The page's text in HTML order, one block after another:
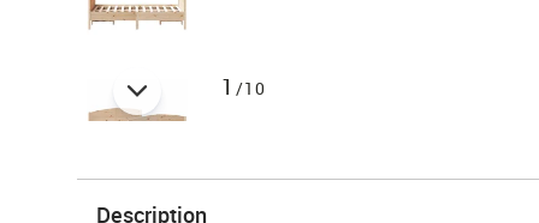
1 /10
Description